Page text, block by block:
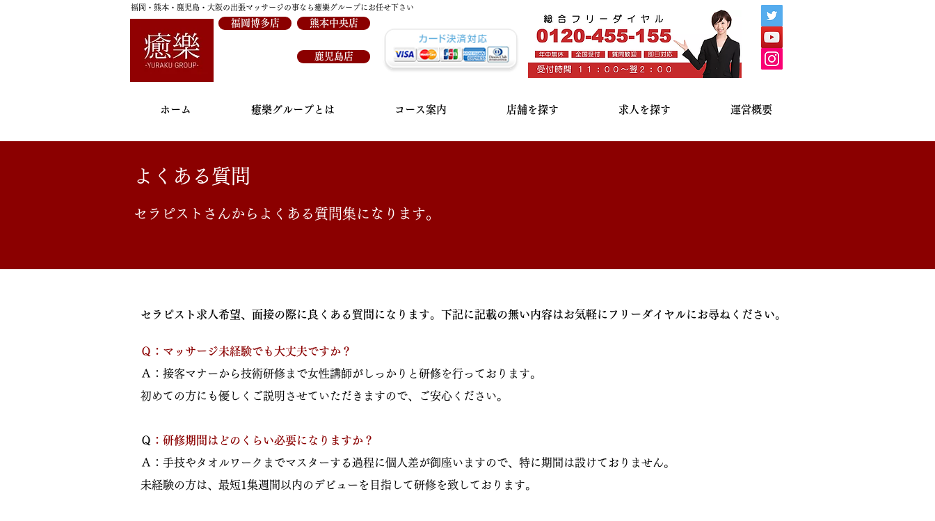
福岡・熊本・鹿児島・大阪の出張マッサージの事なら癒樂グループにお任せ下さい
福岡博多店 熊本中央店
鹿児島店
ホーム 癒樂グループとは コース案内 店舗を探す 求人を探す 運営概要
よくある質問
セラピストさんからよくある質問集になります。
セラピスト求人希望、面接の際に良くある質問になります。下記に記載の無い内容はお気軽にフリーダイヤルにお尋ねください。
Ｑ：マッサージ未経験でも大丈夫ですか？
​Ａ：接客マナーから技術研修まで女性講師がしっかりと研修を行っております。
初めての方にも優しくご説明させていただきますので、ご安心ください。
​ Ｑ：研修期間はどのくらい必要になりますか？
​Ａ：手技やタオルワークまでマスターする過程に個人差が御座いますので、特に期間は設けておりません。
未経験の方は、最短1集週間以内のデビューを目指して研修を致しております。